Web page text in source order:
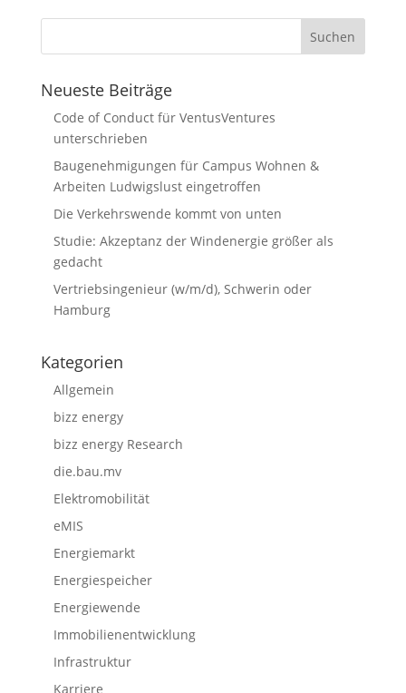
Neueste Beiträge
Code of Conduct für VentusVentures
unterschrieben
Baugenehmigungen für Campus Wohnen &
Arbeiten Ludwigslust eingetroffen
Die Verkehrswende kommt von unten
Studie: Akzeptanz der Windenergie größer als
gedacht
Vertriebsingenieur (w/m/d), Schwerin oder
Hamburg
Kategorien
Allgemein
bizz energy
bizz energy Research
die.bau.mv
Elektromobilität
eMIS
Energiemarkt
Energiespeicher
Energiewende
Immobilienentwicklung
Infrastruktur
Karriere